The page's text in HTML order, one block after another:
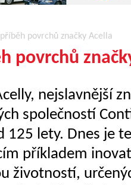
povrchů značky Acella
povrchů
nejslavnější
společností
125 lety. Dnes je
příkladem
životností,